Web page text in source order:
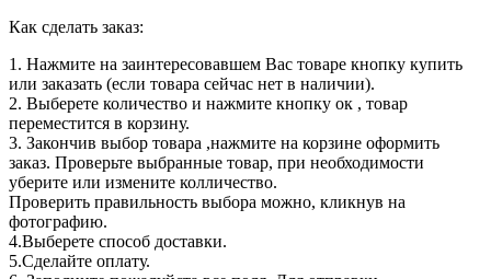
Как сделать заказ:
1. Нажмите на заинтересовавшем Вас товаре кнопку купить
или заказать (если товара сейчас нет в наличии).
2. Выберете количество и нажмите кнопку ок , товар
переместится в корзину.
3. Закончив выбор товара ,нажмите на корзине оформить
заказ. Проверьте выбранные товар, при необходимости
уберите или измените колличество.
Проверить правильность выбора можно, кликнув на
фотографию.
4.Выберете способ доставки.
5.Сделайте оплату.